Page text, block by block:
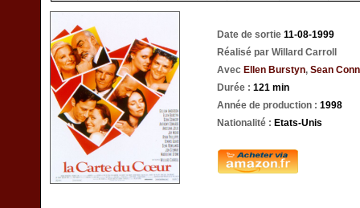
Date de sortie 11-08-1999
Réalisé par Willard Carroll
Avec Ellen Burstyn, Sean
Durée : 121 min
Année de production : 1998
Nationalité : Etats-Unis